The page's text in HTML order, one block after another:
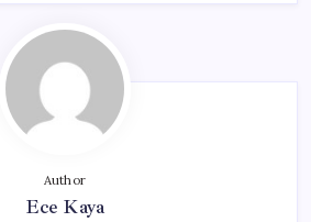
Author
Ece Kaya